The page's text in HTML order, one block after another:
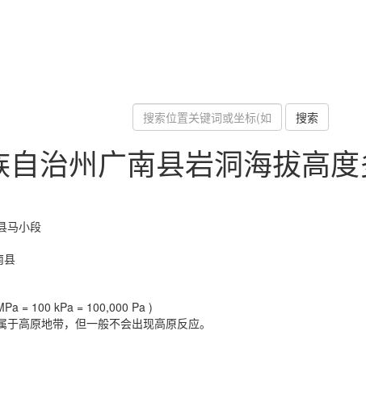
搜索
治州广南县岩洞海拔高
马小段
县
= 100 kPa = 100,000 Pa )
高原地带，但一般不会出现高原反应。